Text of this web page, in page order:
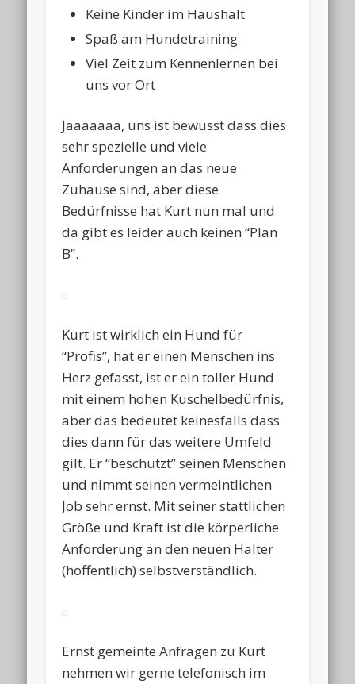
Keine Kinder im Haushalt
Spaß am Hundetraining
Viel Zeit zum Kennenlernen bei
uns vor Ort
Jaaaaaaa, uns ist bewusst dass dies
sehr spezielle und viele
Anforderungen an das neue
Zuhause sind, aber diese
Bedürfnisse hat Kurt nun mal und
da gibt es leider auch keinen “Plan
B”.
Kurt ist wirklich ein Hund für
“Profis”, hat er einen Menschen ins
Herz gefasst, ist er ein toller Hund
mit einem hohen Kuschelbedürfnis,
aber das bedeutet keinesfalls dass
dies dann für das weitere Umfeld
gilt. Er “beschützt” seinen Menschen
und nimmt seinen vermeintlichen
Job sehr ernst. Mit seiner stattlichen
Größe und Kraft ist die körperliche
Anforderung an den neuen Halter
(hoffentlich) selbstverständlich.
Ernst gemeinte Anfragen zu Kurt
nehmen wir gerne telefonisch im